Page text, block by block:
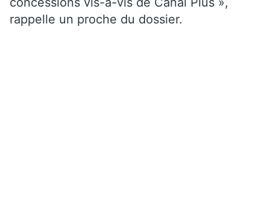
rappelle un proche du dossier.